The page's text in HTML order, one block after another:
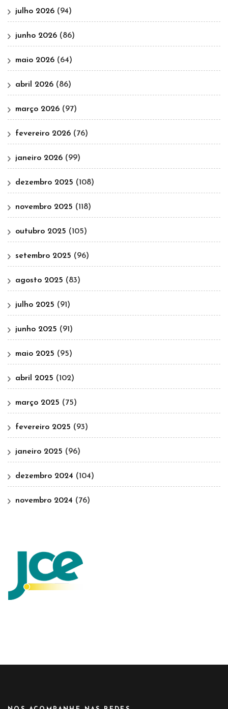
julho 2026 (94)
junho 2026 (86)
maio 2026 (64)
abril 2026 (86)
março 2026 (97)
fevereiro 2026 (76)
janeiro 2026 (99)
dezembro 2025 (108)
novembro 2025 (118)
outubro 2025 (105)
setembro 2025 (96)
agosto 2025 (83)
julho 2025 (91)
junho 2025 (91)
maio 2025 (95)
abril 2025 (102)
março 2025 (75)
fevereiro 2025 (93)
janeiro 2025 (96)
dezembro 2024 (104)
novembro 2024 (76)